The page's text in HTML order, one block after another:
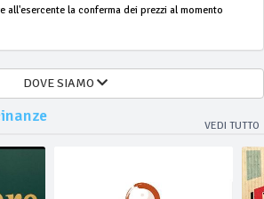
all'esercente la conferma dei prezzi al momento
DOVE SIAMO
VEDI TUTTO